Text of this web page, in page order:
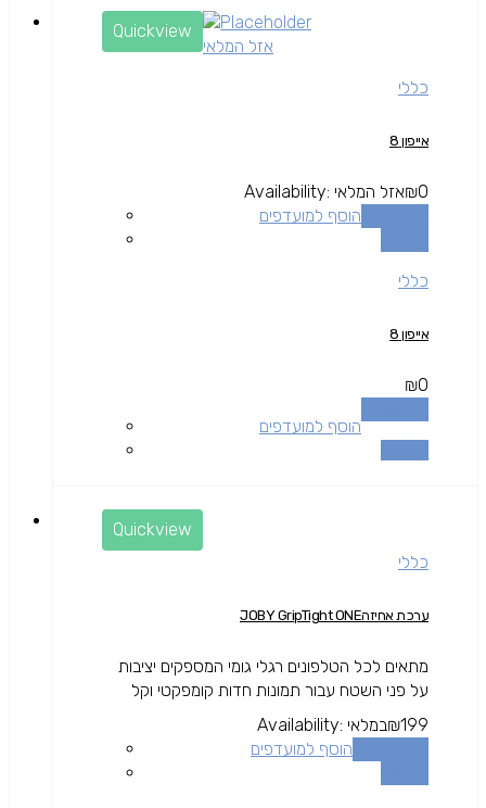
Quickview
אזל המלאי
כללי
אייפון 8
₪0
Availability: אזל המלאי
הוסף למועדפים
כללי
אייפון 8
₪0
הוסף למועדפים
Quickview
כללי
ערכת אחיזהJOBY GripTight ONE
מתאים לכל הטלפונים רגלי גומי המספקים יציבות
על פני השטח עבור תמונות חדות קומפקטי וקל
₪199
Availability: במלאי
הוסף למועדפים